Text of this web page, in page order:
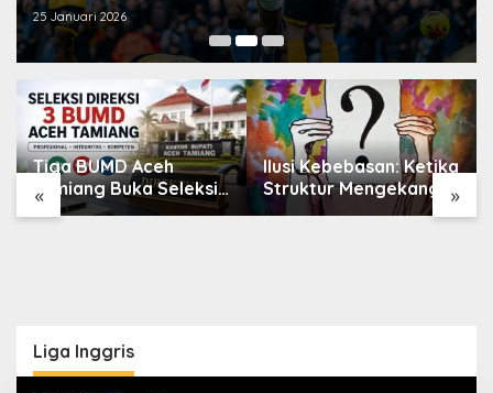
25 Januari 2026
« »
Tiga BUMD Aceh
Tamiang Buka Seleksi
Direksi, Ini Syarat dan
Ilusi Kebebasan: Ketika
Struktur Mengekang
Identitas Diri
Liga Inggris